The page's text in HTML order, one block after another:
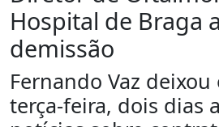
Hospital de Braga
demissão
Fernando Vaz
terça-feira, dois dias